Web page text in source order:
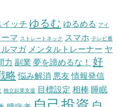
イッチ ゆるむ ゆるめる アイ
マ ストレートネック スマホ テレビ番
ルマガ メンタルトレーナー ヤ
力 副業 夢を諦めるな！ 好
略 悩み解消 悪友 情報発信
独立起業支援 目標設定 相棒 睡眠